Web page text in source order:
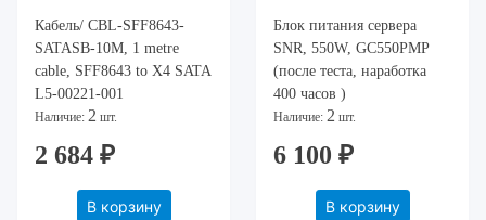
Кабель/ CBL-SFF8643-
SATASB-10M, 1 metre
cable, SFF8643 to X4 SATA
L5-00221-001
Наличие: 2 шт.
2 684 ₽
В корзину
Блок питания сервера
SNR, 550W, GC550PMP
(после теста, наработка
400 часов )
Наличие: 2 шт.
6 100 ₽
В корзину